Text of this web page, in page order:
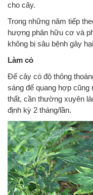
cho cây.
Trong những năm tiếp
hượng phân hữu cơ và
không bị sâu bệnh gây
Làm cỏ
Để cây có độ thông
sáng để quang hợp cũng
thất, cần thường xuyên
định kỳ 2 tháng/lần.